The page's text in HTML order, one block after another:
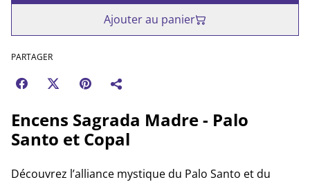
Ajouter au panier
PARTAGER
Encens Sagrada Madre - Palo
Santo et Copal
Découvrez l’alliance mystique du Palo Santo et du